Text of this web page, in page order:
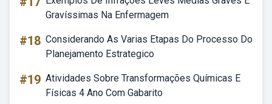
Gravíssimas Na Enfermagem
#18 Considerando As Varias Etapas Do Processo Do
Planejamento Estrategico
#19 Atividades Sobre Transformações Químicas E
Físicas 4 Ano Com Gabarito